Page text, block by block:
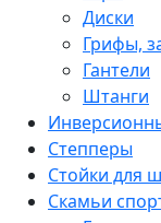
Диски
Грифы,
Гантели
Штанги
Степперы
Стойки для
Скамьи